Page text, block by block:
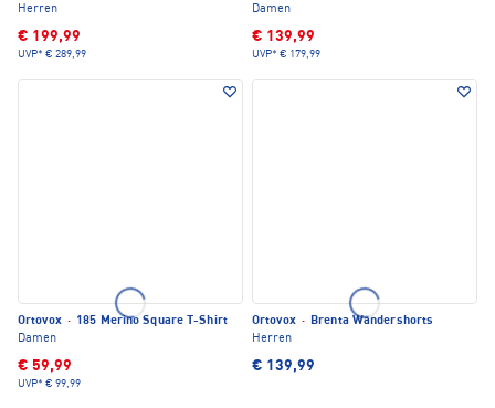
Herren
€ 199,99
UVP* € 289,99
Damen
€ 139,99
UVP* € 179,99
Ortovox · 185 Merino Square T-Shirt
Damen
€ 59,99
UVP* € 99,99
Ortovox · Brenta Wandershorts
Herren
€ 139,99